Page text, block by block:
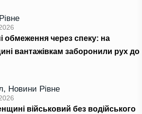
обмеження через спеку: на
вантажівкам заборонили рух до
, Новини Рівне
військовий без водійського